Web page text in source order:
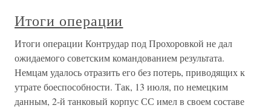
Итоги операции
Итоги операции Контрудар под Прохоровкой не дал
ожидаемого советским командованием результата.
Немцам удалось отразить его без потерь, приводящих к
утрате боеспособности. Так, 13 июля, по немецким
данным, 2-й танковый корпус СС имел в своем составе